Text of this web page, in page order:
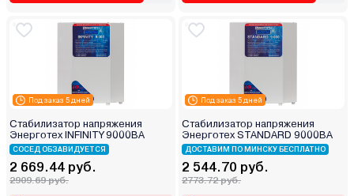
Под заказ 5 дней
Стабилизатор напряжения
Энерготех INFINITY 9000ВА
СОСЕД ОБЗАВИДУЕТСЯ
2 669.44 руб.
2909.69 руб.
Под заказ 5 дней
Стабилизатор напряжения
Энерготех STANDARD 9000ВА
ДОСТАВИМ ПО МИНСКУ БЕСПЛАТНО
2 544.70 руб.
2773.72 руб.